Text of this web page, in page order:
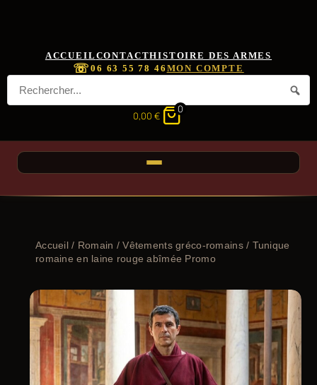
ACCUEIL CONTACTHISTOIRE DES ARMES
☏06 63 55 78 46 MON COMPTE
0,00 €
0
Accueil/ Romain /Vêtements gréco-romains/ Tunique
romaine en laine rouge abîmée Promo